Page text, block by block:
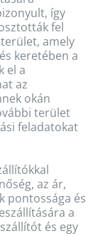
így
fel
amely
keretében a
el a
az
okán
terület
feladatokat
az ár,
pontossága és
a
és egy